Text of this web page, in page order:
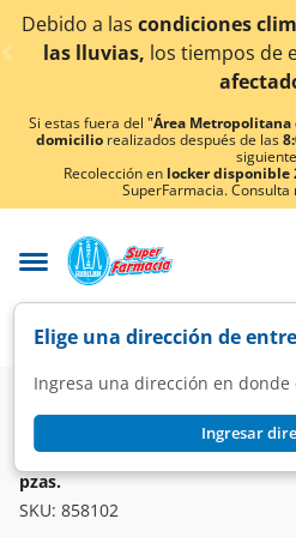
< div class="carousel-inner">
climáticas
tiempos de entregapodrían
Si estas fuera del "Área Metropolitana
domicilio realizados después de las
Recolección en locker disponible
SuperFarmacia.
Elige una dirección de
Ingresa una dirección en
Ingresar
Super Hogar
Platos Desechables Faciland
pzas.
SKU: 858102